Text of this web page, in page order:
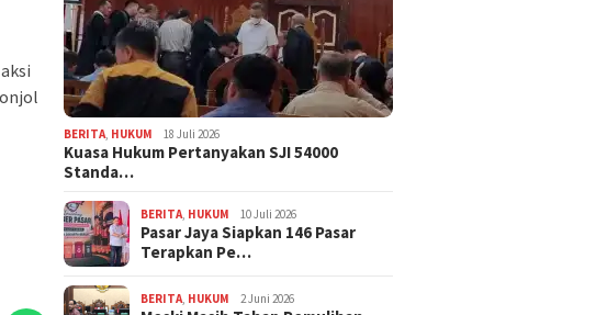
BERITA HUKUM 18 Juli 2026
Kuasa Hukum Pertanyakan SJI 54000
Standa…
BERITA HUKUM 10 Juli 2026
Pasar Jaya Siapkan 146 Pasar
Terapkan Pe…
BERITA HUKUM 2 Juni 2026